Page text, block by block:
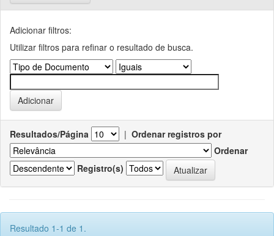
Adicionar filtros:
Utilizar filtros para refinar o resultado de busca.
Resultados/Página | Ordenar registros por
Ordenar
Registro(s)
Resultado 1-1 de 1.